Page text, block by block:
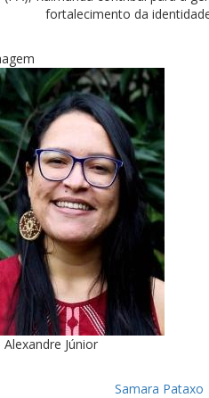
fortalecimento da
Alexandre Júnior
Samara Pataxo